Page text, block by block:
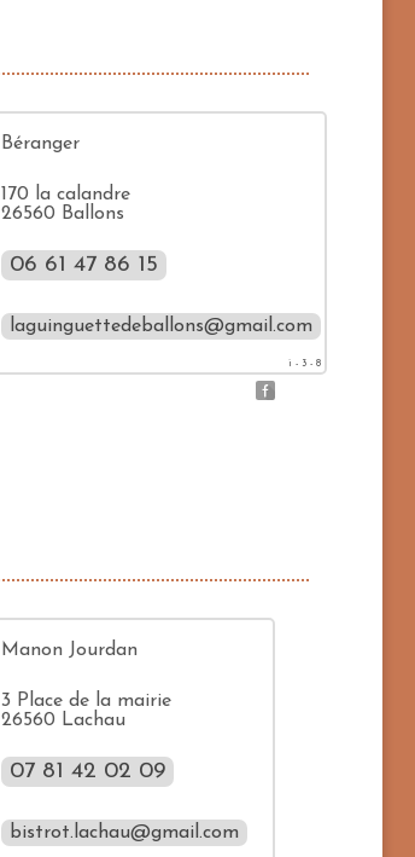
Béranger
170 la calandre
26560 Ballons
06 61 47 86 15
laguinguettedeballons@gmail.com
i - 3 - 8
Manon Jourdan
3 Place de la mairie
26560 Lachau
07 81 42 02 09
bistrot.lachau@gmail.com